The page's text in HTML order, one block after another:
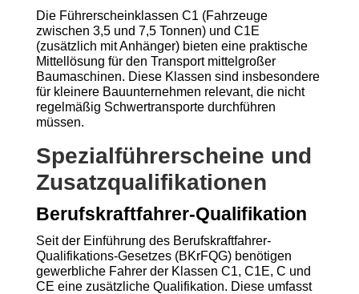
Die Führerscheinklassen C1 (Fahrzeuge
zwischen 3,5 und 7,5 Tonnen) und C1E
(zusätzlich mit Anhänger) bieten eine praktische
Mittellösung für den Transport mittelgroßer
Baumaschinen. Diese Klassen sind insbesondere
für kleinere Bauunternehmen relevant, die nicht
regelmäßig Schwertransporte durchführen
müssen.
Spezialführerscheine und
Zusatzqualifikationen
Berufskraftfahrer-Qualifikation
Seit der Einführung des Berufskraftfahrer-
Qualifikations-Gesetzes (BKrFQG) benötigen
gewerbliche Fahrer der Klassen C1, C1E, C und
CE eine zusätzliche Qualifikation. Diese umfasst